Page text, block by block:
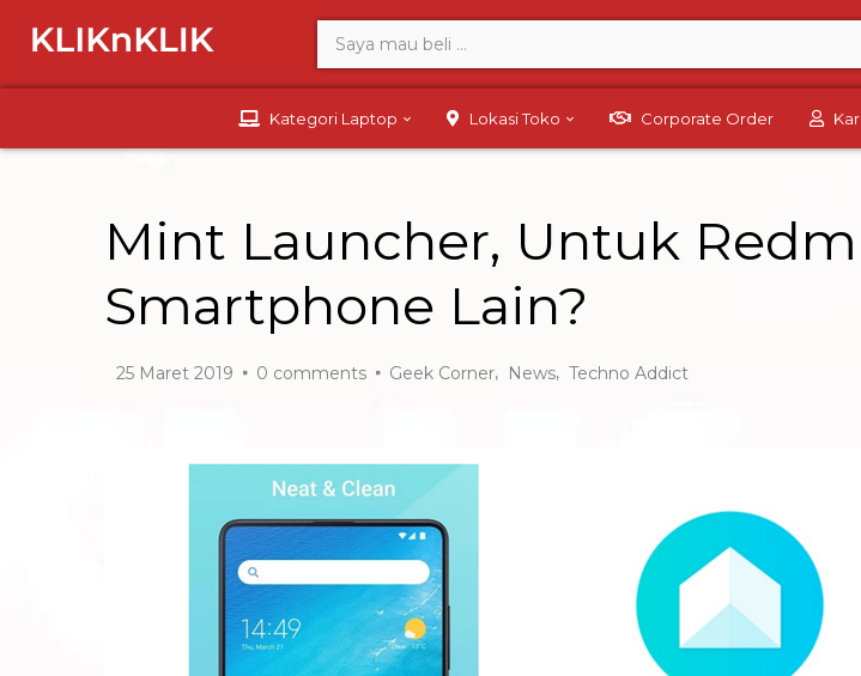
Kategori Laptop Lokasi Toko Corporate Order
Mint Launcher, Untuk
Smartphone Lain?
25 Maret 2019 0 comments Geek Corner, News, Techno Addict